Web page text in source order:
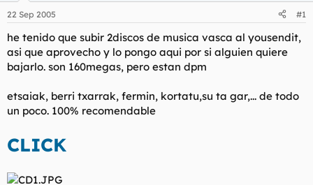
r
d
l
t
e
n
i
o
22 Sep 2005 #1
he tenido que subir 2discos de musica vasca al yousendit,
asi que aprovecho y lo pongo aqui por si alguien quiere
bajarlo. son 160megas, pero estan dpm
etsaiak, berri txarrak, fermin, kortatu,su ta gar,... de todo
un poco. 100% recomendable
CLICK